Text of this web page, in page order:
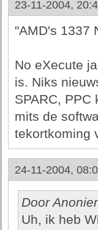
23-11-2004,
"AMD's 1337
No eXecute
is. Niks
SPARC,
mits de
tekortkoming
24-11-2004,
Door
Uh, ik heb